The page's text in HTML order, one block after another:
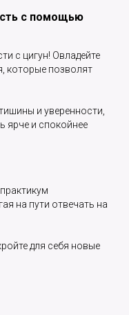
с помощью
с цигун! Овладейте
которые позволят
и уверенности,
ярче и спокойнее
на пути отвечать на
для себя новые